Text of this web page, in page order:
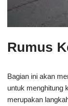
Rumus
Bagian ini akan
untuk menghitung
merupakan